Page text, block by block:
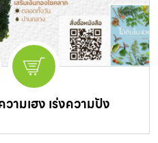
ามเฮง เร่งความปัง